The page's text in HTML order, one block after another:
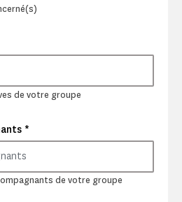
de votre groupe
*
de votre groupe